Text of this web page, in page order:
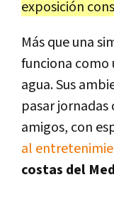
exposición
Más que una
funciona como
agua. Sus
pasar
amigos, con
al
costas del